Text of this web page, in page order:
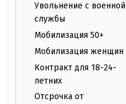
Увольнение с военной
службы
Мобилизация 50+
Мобилизация женщин
Контракт для 18-24-
летних
Отсрочка от